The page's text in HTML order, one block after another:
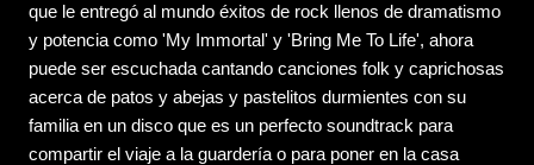
que le entregó al mundo éxitos de rock llenos de dramatismo
y potencia como 'My Immortal' y 'Bring Me To Life', ahora
puede ser escuchada cantando canciones folk y caprichosas
acerca de patos y abejas y pastelitos durmientes con su
familia en un disco que es un perfecto soundtrack para
compartir el viaje a la guardería o para poner en la casa